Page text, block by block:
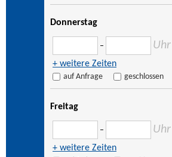
Donnerstag
– Uhr
+ weitere Zeiten
auf Anfrage geschlossen
Freitag
– Uhr
+ weitere Zeiten